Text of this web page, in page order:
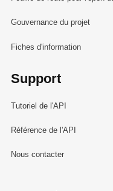
Gouvernance du projet
Fiches d'information
Support
Tutoriel de l'API
Référence de l'API
Nous contacter